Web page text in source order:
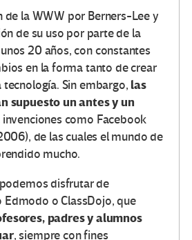
de la WWW por Berners-Lee y
de su uso por parte de la
20 años, con constantes
en la forma tanto de crear
Sin embargo, las
supuesto un antes y un
como Facebook
de las cuales el mundo de
mucho.
disfrutar de
o ClassDojo, que
padres y alumnos
, siempre con fines